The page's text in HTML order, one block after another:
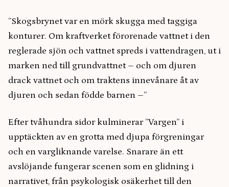
”Skogsbrynet var en mörk skugga med taggiga
konturer. Om kraftverket förorenade vattnet i den
reglerade sjön och vattnet spreds i vattendragen, ut i
marken ned till grundvattnet – och om djuren
drack vattnet och om traktens innevånare åt av
djuren och sedan födde barnen –”
Efter tvåhundra sidor kulminerar ”Vargen” i
upptäckten av en grotta med djupa förgreningar
och en vargliknande varelse. Snarare än ett
avslöjande fungerar scenen som en glidning i
narrativet, från psykologisk osäkerhet till den